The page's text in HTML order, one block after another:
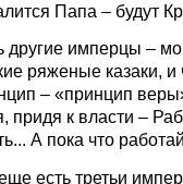
Папа – будут
другие имперцы –
ряженые казаки,
– «принцип
придя к власти –
А пока что
есть третьи